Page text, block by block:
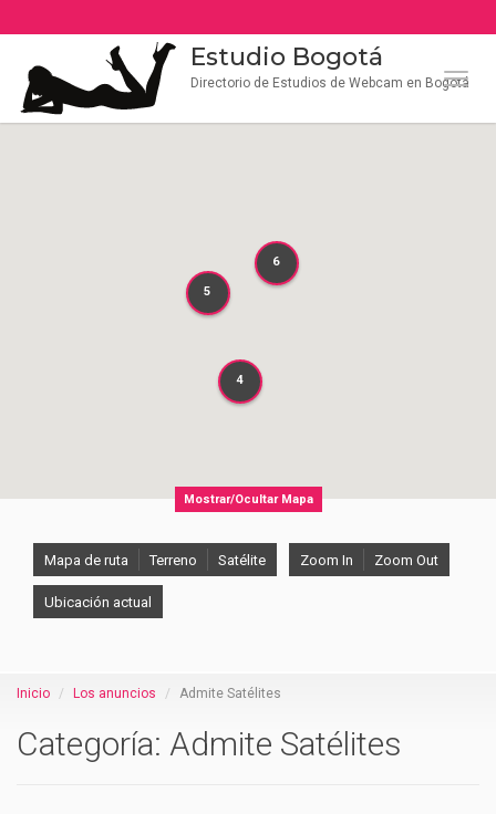
Estudio Bogotá
Directorio de Estudios de Webcam en Bogotá
4
6
5
4
6
5
Mostrar/Ocultar Mapa
Mapa de ruta Terreno Satélite Zoom In Zoom Out
Ubicación actual
Inicio Los anuncios Admite Satélites
Categoría: Admite Satélites